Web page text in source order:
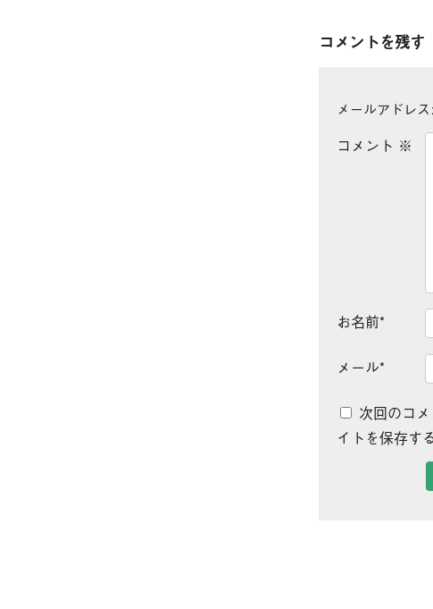
コメントを残す
メールアドレ
コメント ※
お名前*
メール*
次回のコ
イトを保存する